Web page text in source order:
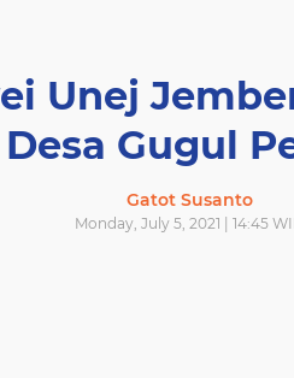
Unej
Gugul
Gatot Susanto
Monday, July 5, 2021 | 14:45